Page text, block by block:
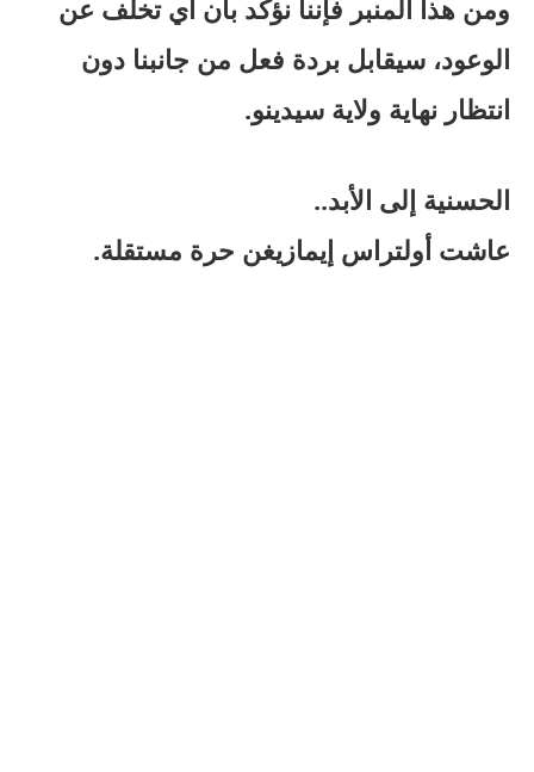
ومن هذا المنبر فإننا نؤكد بأن أي تخلف عن
الوعود، سيقابل بردة فعل من جانبنا دون
انتظار نهاية ولاية سيدينو.
الحسنية إلى الأبد..
عاشت أولتراس إيمازيغن حرة مستقلة.